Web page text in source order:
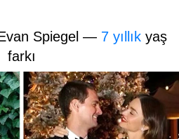
Spiegel — 7 yıllık yaş
farkı